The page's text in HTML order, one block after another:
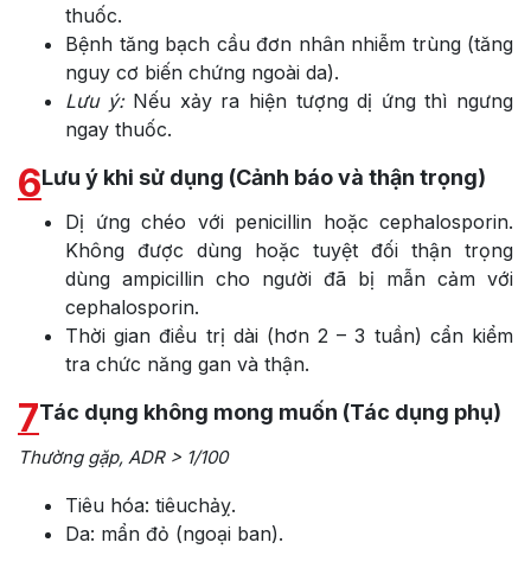
thuốc.
Bệnh tăng bạch cầu đơn nhân nhiễm trùng (tăng
nguy cơ biến chứng ngoài da).
Lưu ý:Nếu xảy ra hiện tượng dị ứng thì ngưng
ngay thuốc.
6Lưu ý khi sử dụng (Cảnh báo và thận trọng)
Dị ứng chéo với penicillin hoặc cephalosporin.
Không được dùng hoặc tuyệt đối thận trọng
dùng ampicillin cho người đã bị mẫn cảm với
cephalosporin.
Thời gian điều trị dài (hơn 2 – 3 tuần) cẩn kiểm
tra chức năng gan và thận.
7Tác dụng không mong muốn (Tác dụng phụ)
Thường gặp, ADR > 1/100
Tiêu hóa: tiêuchảỵ.
Da: mẩn đỏ (ngoại ban).